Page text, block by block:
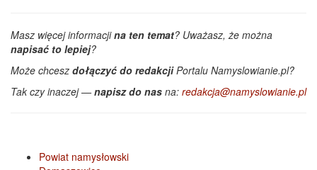
Masz więcej informacjina ten temat? Uważasz, że można
napisać to lepiej?
Może chcesz dołączyć do redakcjiPortalu Namyslowianie.pl?
Tak czy inaczej —napisz do nas na: redakcja@namyslowianie.pl
Powiat namysłowski